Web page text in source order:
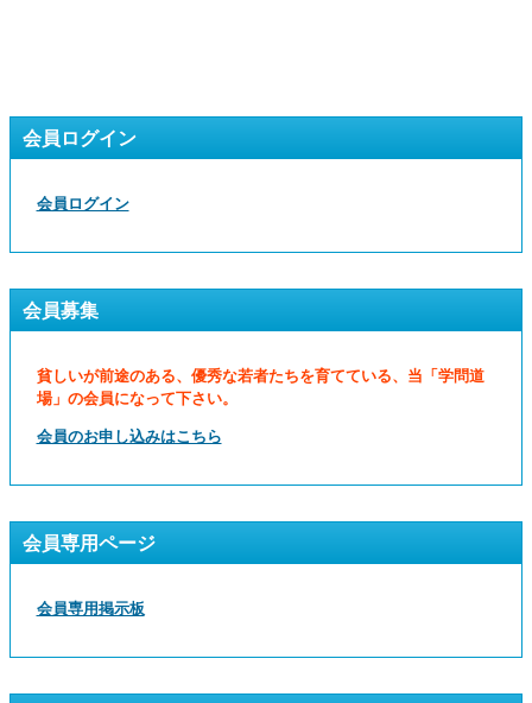
会員ログイン
会員ログイン
会員募集
貧しいが前途のある、優秀な若者たちを育てている、当「学問道
場」の会員になって下さい。
会員のお申し込みはこちら
会員専用ページ
会員専用掲示板